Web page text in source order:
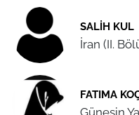
SALIH KUL
İran (II.
FATIMA